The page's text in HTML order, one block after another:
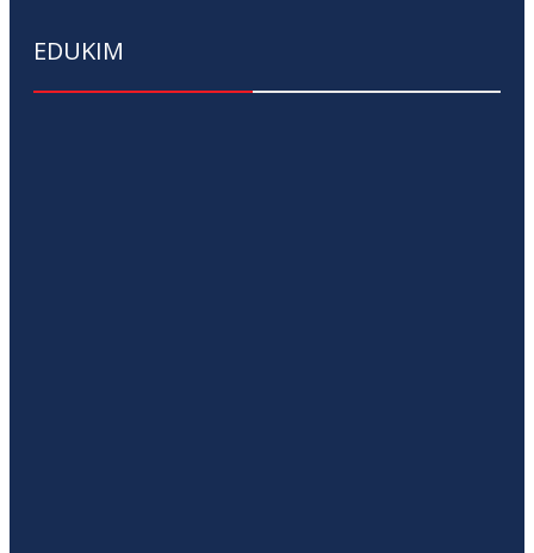
EDUKIM